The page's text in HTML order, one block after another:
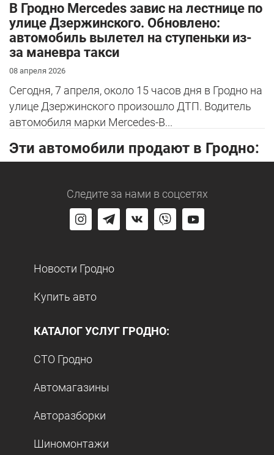
В Гродно Mercedes завис на лестнице по
улице Дзержинского. Обновлено:
автомобиль вылетел на ступеньки из-
за маневра такси
08 апреля 2026
Сегодня, 7 апреля, около 15 часов дня в Гродно на
улице Дзержинского произошло ДТП. Водитель
автомобиля марки Mercedes-B...
Эти автомобили продают в Гродно:
Следите за нами в соцсетях
Новости Гродно
Купить авто
КАТАЛОГ УСЛУГ ГРОДНО:
СТО Гродно
Автомагазины
Авторазборки
Шиномонтажи